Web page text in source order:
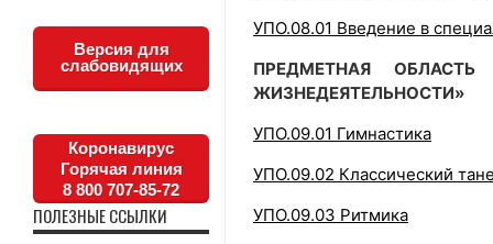
УПО.08.01 Введение в
ПРЕДМЕТНАЯ
ЖИЗНЕДЕЯТЕЛЬНОСТИ»
УПО.09.01 Гимнастика
УПО.09.02 Классический
УПО.09.03 Ритмика
Версия для
слабовидящих
Коронавирус
Горячая линия
8 800 707-85-72
ПОЛЕЗНЫЕ ССЫЛКИ